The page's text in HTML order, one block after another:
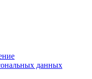
данных